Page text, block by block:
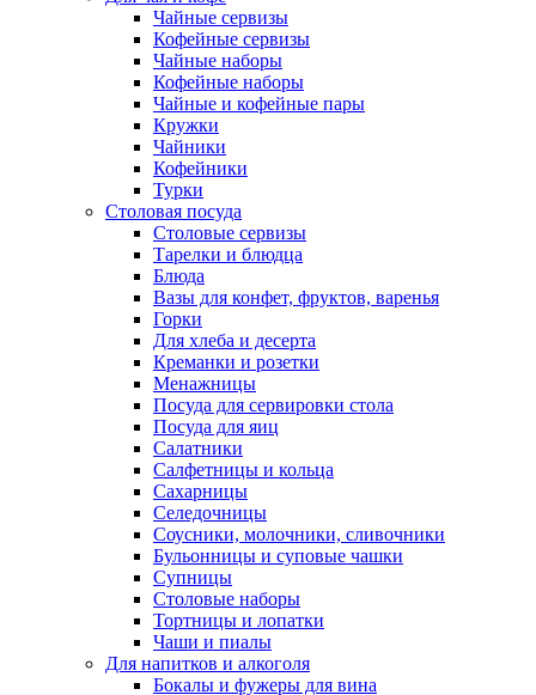
Чайные сервизы
Кофейные сервизы
Чайные наборы
Кофейные наборы
Чайные и кофейные пары
Кружки
Чайники
Кофейники
Турки
Столовая посуда
Столовые сервизы
Тарелки и блюдца
Блюда
Вазы для конфет, фруктов, варенья
Горки
Для хлеба и десерта
Креманки и розетки
Менажницы
Посуда для сервировки стола
Посуда для яиц
Салатники
Салфетницы и кольца
Сахарницы
Селедочницы
Соусники, молочники, сливочники
Бульонницы и суповые чашки
Супницы
Столовые наборы
Тортницы и лопатки
Чаши и пиалы
Для напитков и алкоголя
Бокалы и фужеры для вина